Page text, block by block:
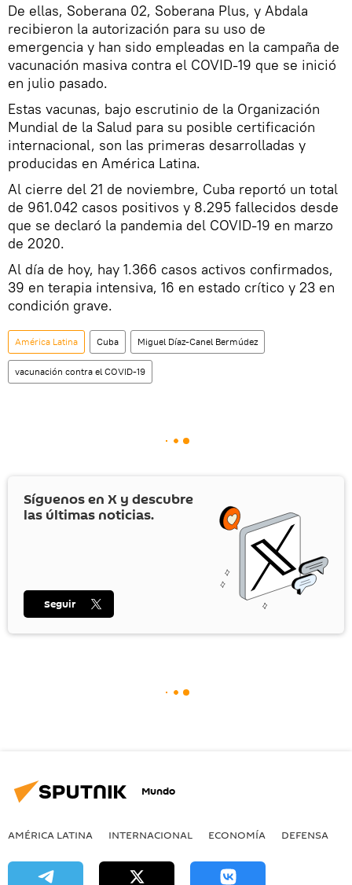
De ellas, Soberana 02, Soberana Plus, y Abdala
recibieron la autorización para su uso de
emergencia y han sido empleadas en la campaña de
vacunación masiva contra el COVID-19 que se inició
en julio pasado.
Estas vacunas, bajo escrutinio de la Organización
Mundial de la Salud para su posible certificación
internacional, son las primeras desarrolladas y
producidas en América Latina.
Al cierre del 21 de noviembre, Cuba reportó un total
de 961.042 casos positivos y 8.295 fallecidos desde
que se declaró la pandemia del COVID-19 en marzo
de 2020.
Al día de hoy, hay 1.366 casos activos confirmados,
39 en terapia intensiva, 16 en estado crítico y 23 en
condición grave.
América Latina Cuba Miguel Díaz-Canel Bermúdez
vacunación contra el COVID-19
Síguenos en X y descubre
las últimas noticias.
Seguir
Mundo
AMÉRICA LATINA INTERNACIONAL ECONOMÍA DEFENSA